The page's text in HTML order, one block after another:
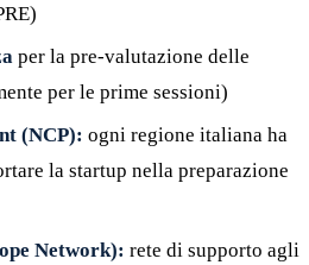
per la pre-valutazione delle
per le prime sessioni)
(NCP): ogni regione italiana ha
la startup nella preparazione
Network): rete di supporto agli